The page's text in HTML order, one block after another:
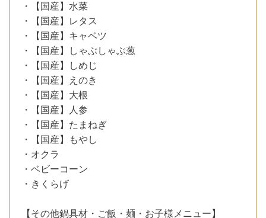
・【国産】水菜
・【国産】レタス
・【国産】キャベツ
・【国産】しゃぶしゃぶ葱
・【国産】しめじ
・【国産】えのき
・【国産】大根
・【国産】人参
・【国産】たまねぎ
・【国産】もやし
・オクラ
・ベビーコーン
・きくらげ
【その他鍋具材・ご飯・麺・お子様メニュー】